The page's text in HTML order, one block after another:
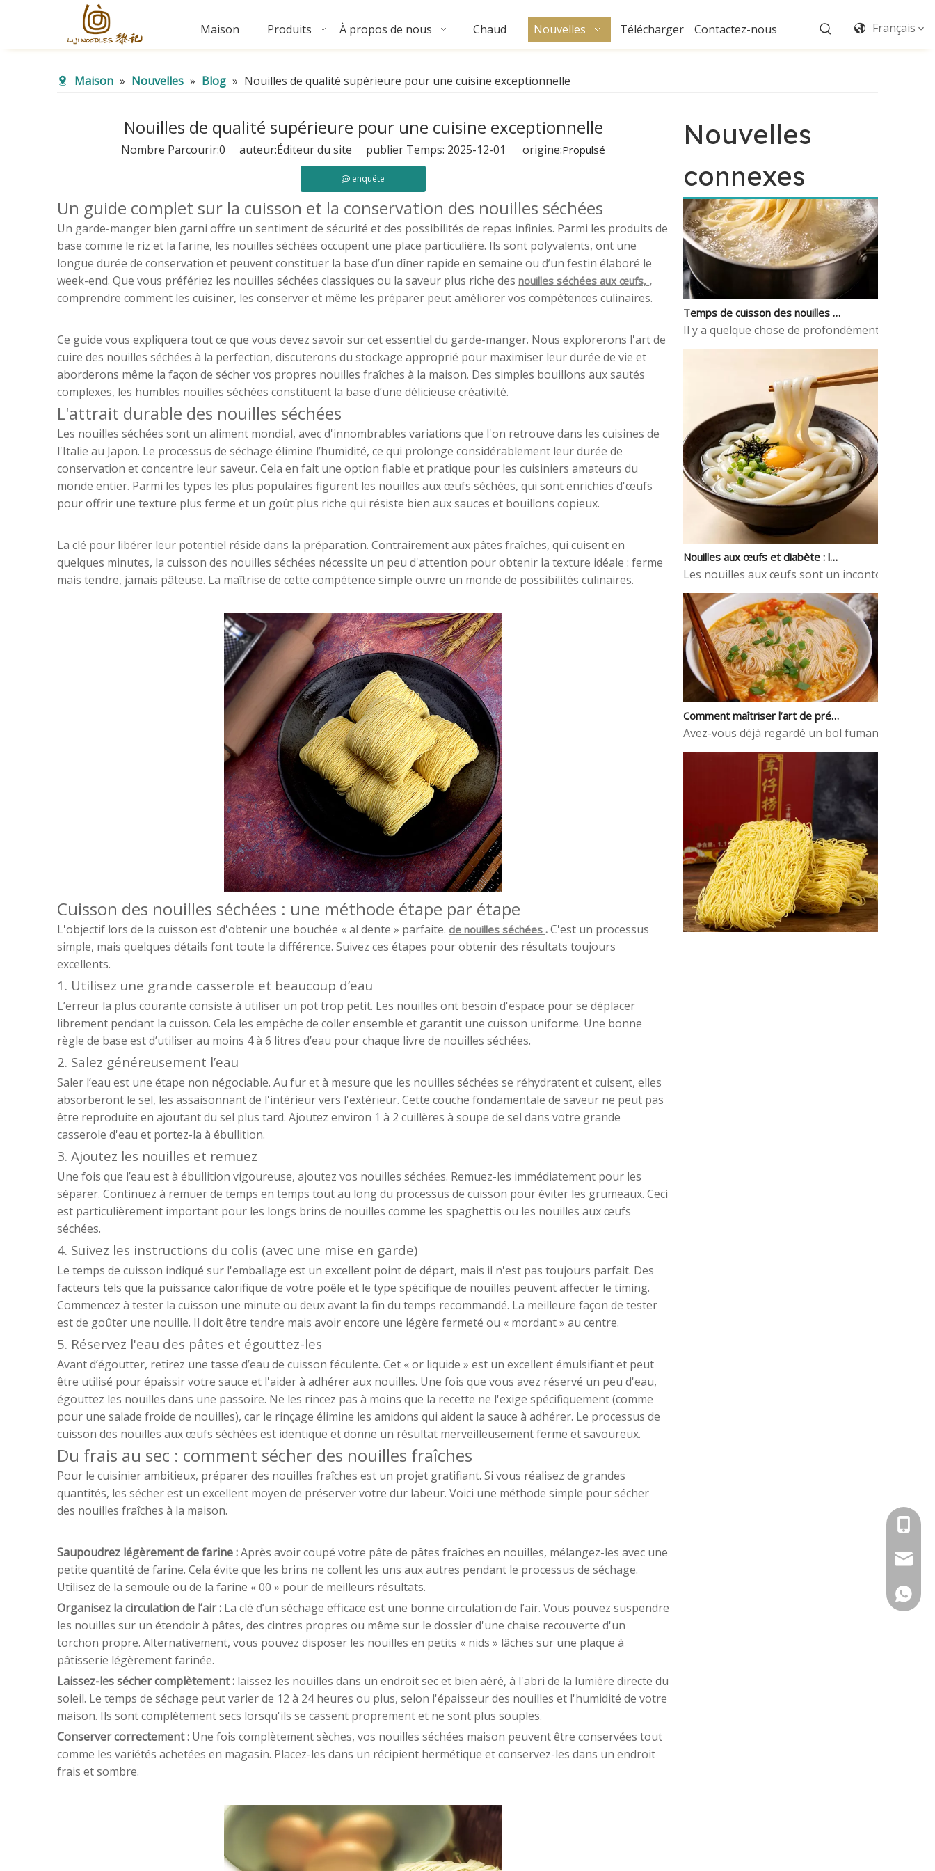
Maison Produits À propos de nous Chaud Nouvelles Télécharger Contactez-nous Français
Maison » Nouvelles » Blog » Nouilles de qualité supérieure pour une cuisine exceptionnelle
Nouilles de qualité supérieure pour une cuisine exceptionnelle
Nombre Parcourir:0 auteur:Éditeur du site publier Temps: 2025-12-01 origine:Propulsé
enquête
Un guide complet sur la cuisson et la conservation des nouilles séchées
Un garde-manger bien garni offre un sentiment de sécurité et des possibilités de repas infinies. Parmi les produits de
base comme le riz et la farine, les nouilles séchées occupent une place particulière. Ils sont polyvalents, ont une
longue durée de conservation et peuvent constituer la base d’un dîner rapide en semaine ou d’un festin élaboré le
week-end. Que vous préfériez les nouilles séchées classiques ou la saveur plus riche des nouilles séchées aux œufs, ,
comprendre comment les cuisiner, les conserver et même les préparer peut améliorer vos compétences culinaires.
Ce guide vous expliquera tout ce que vous devez savoir sur cet essentiel du garde-manger. Nous explorerons l'art de
cuire des nouilles séchées à la perfection, discuterons du stockage approprié pour maximiser leur durée de vie et
aborderons même la façon de sécher vos propres nouilles fraîches à la maison. Des simples bouillons aux sautés
complexes, les humbles nouilles séchées constituent la base d’une délicieuse créativité.
L'attrait durable des nouilles séchées
Les nouilles séchées sont un aliment mondial, avec d'innombrables variations que l'on retrouve dans les cuisines de
l'Italie au Japon. Le processus de séchage élimine l’humidité, ce qui prolonge considérablement leur durée de
conservation et concentre leur saveur. Cela en fait une option fiable et pratique pour les cuisiniers amateurs du
monde entier. Parmi les types les plus populaires figurent les nouilles aux œufs séchées, qui sont enrichies d'œufs
pour offrir une texture plus ferme et un goût plus riche qui résiste bien aux sauces et bouillons copieux.
La clé pour libérer leur potentiel réside dans la préparation. Contrairement aux pâtes fraîches, qui cuisent en
quelques minutes, la cuisson des nouilles séchées nécessite un peu d'attention pour obtenir la texture idéale : ferme
mais tendre, jamais pâteuse. La maîtrise de cette compétence simple ouvre un monde de possibilités culinaires.
Cuisson des nouilles séchées : une méthode étape par étape
L'objectif lors de la cuisson est d'obtenir une bouchée « al dente » parfaite. de nouilles séchées .C'est un processus
simple, mais quelques détails font toute la différence. Suivez ces étapes pour obtenir des résultats toujours
excellents.
1. Utilisez une grande casserole et beaucoup d’eau
L’erreur la plus courante consiste à utiliser un pot trop petit. Les nouilles ont besoin d'espace pour se déplacer
librement pendant la cuisson. Cela les empêche de coller ensemble et garantit une cuisson uniforme. Une bonne
règle de base est d’utiliser au moins 4 à 6 litres d’eau pour chaque livre de nouilles séchées.
2. Salez généreusement l’eau
Saler l’eau est une étape non négociable. Au fur et à mesure que les nouilles séchées se réhydratent et cuisent, elles
absorberont le sel, les assaisonnant de l'intérieur vers l'extérieur. Cette couche fondamentale de saveur ne peut pas
être reproduite en ajoutant du sel plus tard. Ajoutez environ 1 à 2 cuillères à soupe de sel dans votre grande
casserole d'eau et portez-la à ébullition.
3. Ajoutez les nouilles et remuez
Une fois que l’eau est à ébullition vigoureuse, ajoutez vos nouilles séchées. Remuez-les immédiatement pour les
séparer. Continuez à remuer de temps en temps tout au long du processus de cuisson pour éviter les grumeaux. Ceci
est particulièrement important pour les longs brins de nouilles comme les spaghettis ou les nouilles aux œufs
séchées.
4. Suivez les instructions du colis (avec une mise en garde)
Le temps de cuisson indiqué sur l'emballage est un excellent point de départ, mais il n'est pas toujours parfait. Des
facteurs tels que la puissance calorifique de votre poêle et le type spécifique de nouilles peuvent affecter le timing.
Commencez à tester la cuisson une minute ou deux avant la fin du temps recommandé. La meilleure façon de tester
est de goûter une nouille. Il doit être tendre mais avoir encore une légère fermeté ou « mordant » au centre.
5. Réservez l'eau des pâtes et égouttez-les
Avant d’égoutter, retirez une tasse d’eau de cuisson féculente. Cet « or liquide » est un excellent émulsifiant et peut
être utilisé pour épaissir votre sauce et l'aider à adhérer aux nouilles. Une fois que vous avez réservé un peu d'eau,
égouttez les nouilles dans une passoire. Ne les rincez pas à moins que la recette ne l'exige spécifiquement (comme
pour une salade froide de nouilles), car le rinçage élimine les amidons qui aident la sauce à adhérer. Le processus de
cuisson des nouilles aux œufs séchées est identique et donne un résultat merveilleusement ferme et savoureux.
Du frais au sec : comment sécher des nouilles fraîches
Pour le cuisinier ambitieux, préparer des nouilles fraîches est un projet gratifiant. Si vous réalisez de grandes
quantités, les sécher est un excellent moyen de préserver votre dur labeur. Voici une méthode simple pour sécher
des nouilles fraîches à la maison.
Saupoudrez légèrement de farine :Après avoir coupé votre pâte de pâtes fraîches en nouilles, mélangez-les avec une
petite quantité de farine. Cela évite que les brins ne collent les uns aux autres pendant le processus de séchage.
Utilisez de la semoule ou de la farine « 00 » pour de meilleurs résultats.
Organisez la circulation de l’air : La clé d’un séchage efficace est une bonne circulation de l’air. Vous pouvez suspendre
les nouilles sur un étendoir à pâtes, des cintres propres ou même sur le dossier d'une chaise recouverte d'un
torchon propre. Alternativement, vous pouvez disposer les nouilles en petits « nids » lâches sur une plaque à
pâtisserie légèrement farinée.
Laissez-les sécher complètement : laissez les nouilles dans un endroit sec et bien aéré, à l'abri de la lumière directe du
soleil. Le temps de séchage peut varier de 12 à 24 heures ou plus, selon l'épaisseur des nouilles et l'humidité de votre
maison. Ils sont complètement secs lorsqu'ils se cassent proprement et ne sont plus souples.
Conserver correctement : Une fois complètement sèches, vos nouilles séchées maison peuvent être conservées tout
comme les variétés achetées en magasin. Placez-les dans un récipient hermétique et conservez-les dans un endroit
frais et sombre.
Nouvelles
connexes
Trouver des nouilles aux œufs de haute qualité pour votre entreprise alimentaire
Temps de cuisson des nouilles aux œufs : un guide complet pour une texture parfaite
Il y a quelque chose de profondément
Nouilles aux œufs et diabète : le tableau nutritionnel complet
Les nouilles aux œufs sont un incontournable
Comment maîtriser l’art de préparer d’authentiques nouilles wonton à la maison ?
Avez-vous déjà regardé un bol fumant de
E-mail